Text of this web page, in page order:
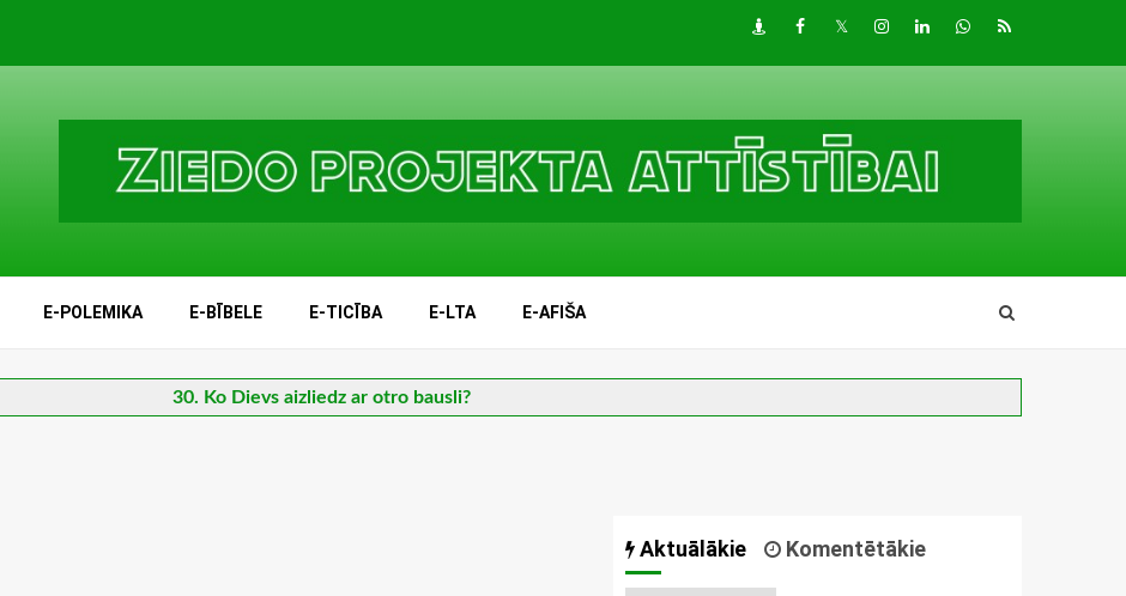
DraugiemFacebook
TwitterInstagram
LinkedInwhatsapp
RSS
E-POLEMIKA E-BĪBELE E-TICĪBA E-LTA E-AFIŠA
30. Ko Dievs aizliedz ar otro bausli?
Aktuālākie Komentētākie